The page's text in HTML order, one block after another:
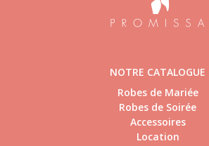
NOTRE CATALOGUE
Robes de Mariée
Robes de Soirée
Accessoires
Location